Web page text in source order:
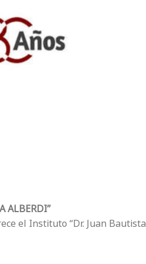
ALBERDI”
el Instituto “Dr. Juan Bautista